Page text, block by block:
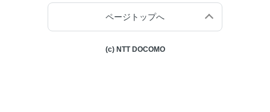
ページトップへ
(c) NTT DOCOMO